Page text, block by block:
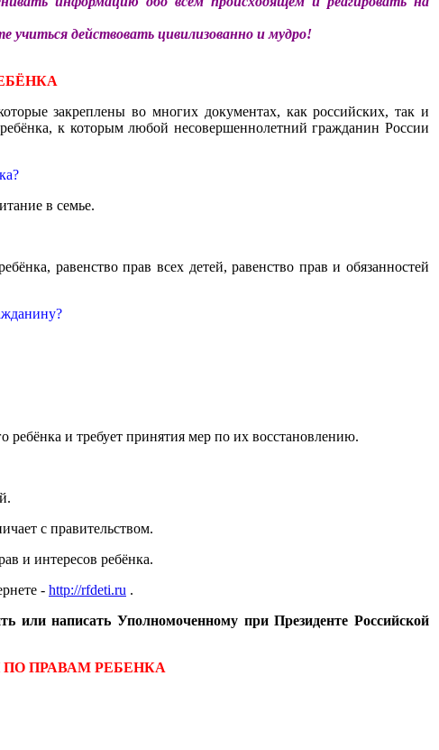
учиться действовать цивилизованно и мудро!
закреплены во многих документах, как российских, так и
к которым любой несовершеннолетний гражданин России
в семье.
равенство прав всех детей, равенство прав и обязанностей
и требует принятия мер по их восстановлению.
с правительством.
и интересов ребёнка.
- http://rfdeti.ru .
написать Уполномоченному при Президенте Российской
ПРАВАМ РЕБЕНКА